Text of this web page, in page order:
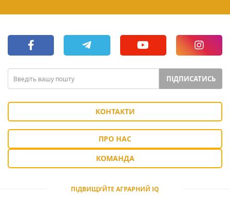
ПІДПИСАТИСЬ
КОНТАКТИ
ПРО НАС
КОМАНДА
ПІДВИЩУЙТЕ АГРАРНИЙ IQ